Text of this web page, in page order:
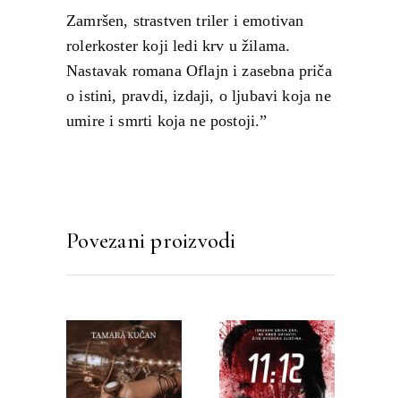
Zamršen, strastven triler i emotivan
rolerkoster koji ledi krv u žilama.
Nastavak romana Oflajn i zasebna priča
o istini, pravdi, izdaji, o ljubavi koja ne
umire i smrti koja ne postoji.”
Povezani proizvodi